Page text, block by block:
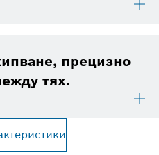
прецизно
тях.